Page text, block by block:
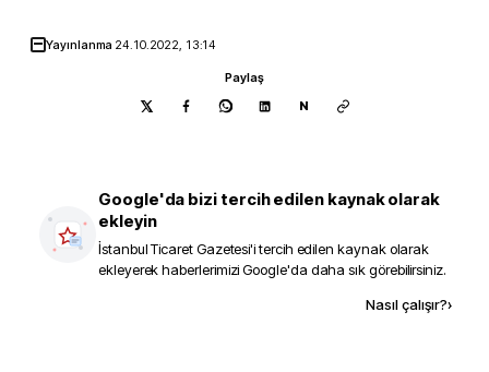
Yayınlanma 24.10.2022, 13:14
Paylaş
N
Google'da bizi tercih edilen kaynak olarak
ekleyin
İstanbul Ticaret Gazetesi'i tercih edilen kaynak olarak
ekleyerek haberlerimizi Google'da daha sık görebilirsiniz.
Nasıl çalışır?›